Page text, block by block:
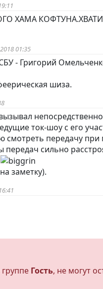
ХАМА
01:35
- Григорий
шиза.
ток-шоу с его
смотреть передачу
сильно
заметку).
Гость, не могут